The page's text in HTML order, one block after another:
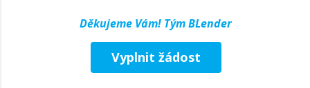
Děkujeme Vám! Tým BLender
Vyplnit žádost